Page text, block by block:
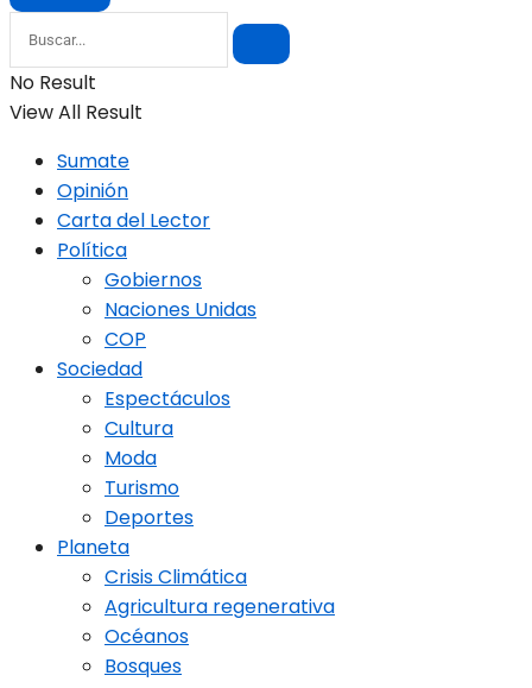
No Result
View All Result
Sumate
Opinión
Carta del Lector
Política
Gobiernos
Naciones Unidas
COP
Sociedad
Espectáculos
Cultura
Moda
Turismo
Deportes
Planeta
Crisis Climática
Agricultura regenerativa
Océanos
Bosques